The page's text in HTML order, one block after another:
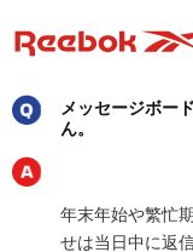
メッセージボー
ん。
年末年始や繁忙
せは当日中に返